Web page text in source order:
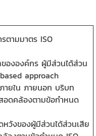
รตามมาตร ISO
ขององค์กร ผู้มีส่วนได้ส่วน
approach
ภายใน ภายนอก บริบท
อดคล้องตามข้อกำหนด
หวังของผู้มีส่วนได้ส่วนเสีย